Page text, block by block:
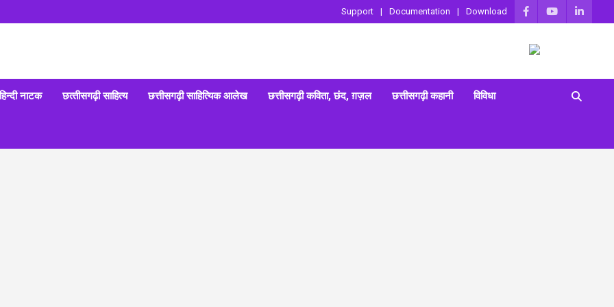
Support Documentation Download
हिन्‍दी नाटक छत्‍तीसगढ़ी साहित्‍य छत्तीसगढ़ी साहित्यिक आलेख छत्तीसगढ़ी कविता, छंद, ग़ज़ल छत्तीसगढ़ी कहानी विविधा